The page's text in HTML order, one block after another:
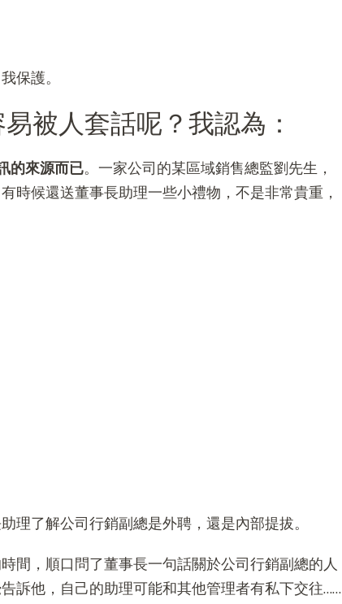
保護。
被人套話呢？我認為：
的來源而已。一家公司的某區域銷售總監劉先生，
時候還送董事長助理一些小禮物，不是非常貴重，
理了解公司行銷副總是外聘，還是內部提拔。
間，順口問了董事長一句話關於公司行銷副總的人
訴他，自己的助理可能和其他管理者有私下交往……